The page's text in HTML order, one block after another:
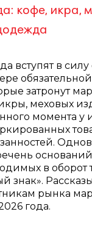
кофе, икра,
вступят в
затронут
меховых
момента у
оснований
в оборот
знак».
рынка
года.